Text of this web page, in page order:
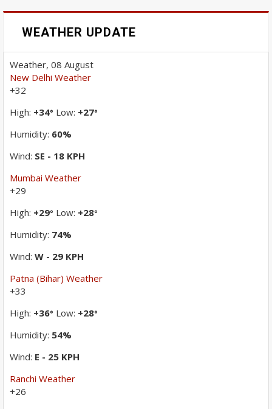
WEATHER UPDATE
Weather, 08 August
New Delhi Weather
+32
High: +34° Low: +27°
Humidity: 60%
Wind: SE - 18 KPH
Mumbai Weather
+29
High: +29° Low: +28°
Humidity: 74%
Wind: W - 29 KPH
Patna (Bihar) Weather
+33
High: +36° Low: +28°
Humidity: 54%
Wind: E - 25 KPH
Ranchi Weather
+26